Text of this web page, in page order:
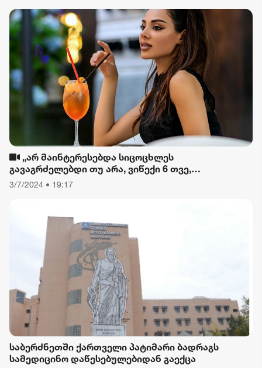
„არ მაინტერესებდა სიცოცხლეს
გავაგრძელებდი თუ არა, ვიწექი 6 თვე,
დავიწყებული მქონდა კვება, ფიზიკური მოძრაობა“
3/7/2024 • 19:17
საბერძნეთში ქართველი პატიმარი ბადრაგს
სამედიცინო დაწესებულებიდან გაექცა